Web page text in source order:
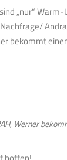
„nur“
bekommt
Werner